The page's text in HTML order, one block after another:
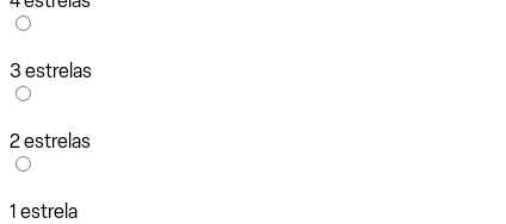
3 estrelas
2 estrelas
1 estrela